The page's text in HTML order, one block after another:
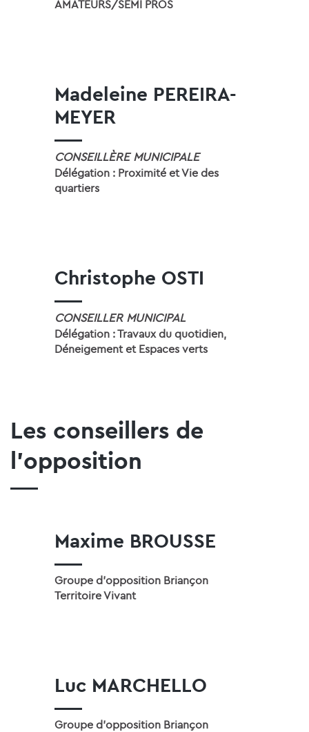
AMATEURS/SEMI PROS
Madeleine PEREIRA-
MEYER
CONSEILLÈRE MUNICIPALE
Délégation : Proximité et Vie des
quartiers
Christophe OSTI
CONSEILLER MUNICIPAL
Délégation : Travaux du quotidien,
Déneigement et Espaces verts
Les conseillers de
l'opposition
Maxime BROUSSE
Groupe d'opposition Briançon
Territoire Vivant
Luc MARCHELLO
Groupe d'opposition Briançon